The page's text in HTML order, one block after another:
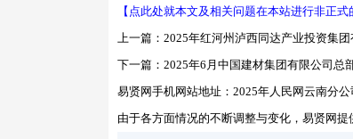
【点此处就本文及相关问题在本站进行非正式
上一篇： 2025年红河州泸西同达产业投资集
下一篇： 2025年6月中国建材集团有限公司总
易贤网手机网站地址： 2025年人民网云南分
由于各方面情况的不断调整与变化，易贤网